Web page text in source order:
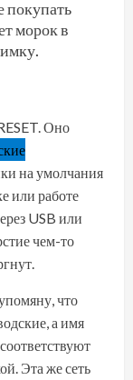
покупать
морок в
Оно
на умолчания
или работе
USB или
чем-то
что
а имя
Эта же сеть